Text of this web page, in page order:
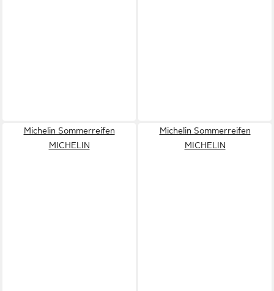
Michelin Sommerreifen
MICHELIN
Michelin Sommerreifen
MICHELIN